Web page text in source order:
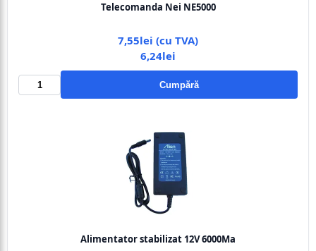
Telecomanda Nei NE5000
7,55lei (cu TVA)
6,24lei
Cumpără
Alimentator stabilizat 12V 6000Ma